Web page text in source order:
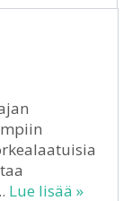
Lue lisää »